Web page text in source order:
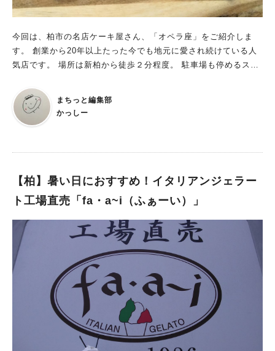
今回は、柏市の名店ケーキ屋さん、「オペラ座」をご紹介しま
す。 創業から20年以上たった今でも地元に愛され続けている人
気店です。 場所は新柏から徒歩２分程度。 駐車場も停めるスペ
まちっと編集部
かっしー
【柏】暑い日におすすめ！イタリアンジェラー
ト工場直売「fa・a~i（ふぁーい）」